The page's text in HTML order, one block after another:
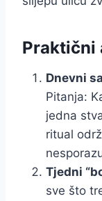
Praktični
Dnevni
Pitanja:
jedna
ritual
Tjedni
sve što